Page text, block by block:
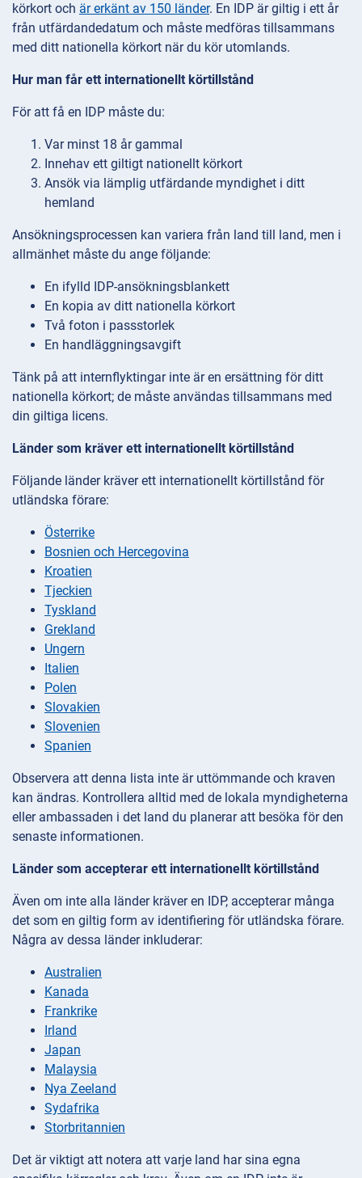
körkort och är erkänt av 150 länder. En IDP är giltig i ett år
från utfärdandedatum och måste medföras tillsammans
med ditt nationella körkort när du kör utomlands.
Hur man får ett internationellt körtillstånd
För att få en IDP måste du:
Var minst 18 år gammal
Innehav ett giltigt nationellt körkort
Ansök via lämplig utfärdande myndighet i ditt
hemland
Ansökningsprocessen kan variera från land till land, men i
allmänhet måste du ange följande:
En ifylld IDP-ansökningsblankett
En kopia av ditt nationella körkort
Två foton i passstorlek
En handläggningsavgift
Tänk på att internflyktingar inte är en ersättning för ditt
nationella körkort; de måste användas tillsammans med
din giltiga licens.
Länder som kräver ett internationellt körtillstånd
Följande länder kräver ett internationellt körtillstånd för
utländska förare:
Österrike
Bosnien och Hercegovina
Kroatien
Tjeckien
Tyskland
Grekland
Ungern
Italien
Polen
Slovakien
Slovenien
Spanien
Observera att denna lista inte är uttömmande och kraven
kan ändras. Kontrollera alltid med de lokala myndigheterna
eller ambassaden i det land du planerar att besöka för den
senaste informationen.
Länder som accepterar ett internationellt körtillstånd
Även om inte alla länder kräver en IDP, accepterar många
det som en giltig form av identifiering för utländska förare.
Några av dessa länder inkluderar:
Australien
Kanada
Frankrike
Irland
Japan
Malaysia
Nya Zeeland
Sydafrika
Storbritannien
Det är viktigt att notera att varje land har sina egna